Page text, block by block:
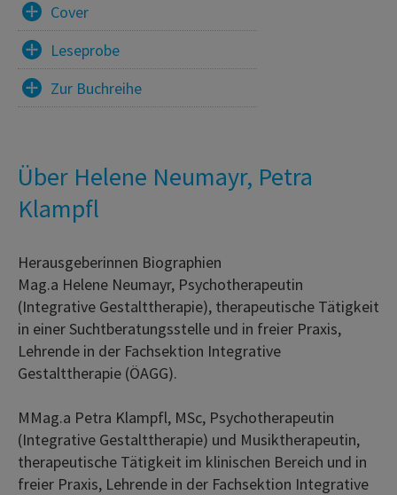
Cover
Leseprobe
Zur Buchreihe
Über Helene Neumayr, Petra
Klampfl
Herausgeberinnen Biographien
Mag.a Helene Neumayr, Psychotherapeutin
(Integrative Gestalttherapie), therapeutische Tätigkeit
in einer Suchtberatungsstelle und in freier Praxis,
Lehrende in der Fachsektion Integrative
Gestalttherapie (ÖAGG).
MMag.a Petra Klampfl, MSc, Psychotherapeutin
(Integrative Gestalttherapie) und Musiktherapeutin,
therapeutische Tätigkeit im klinischen Bereich und in
freier Praxis, Lehrende in der Fachsektion Integrative